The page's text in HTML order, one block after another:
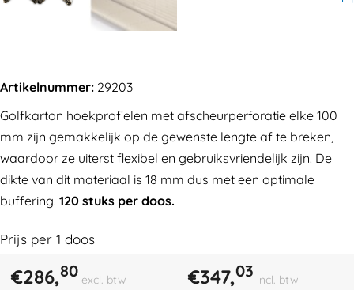
Artikelnummer: 29203
Golfkarton hoekprofielen met afscheurperforatie elke 100
mm zijn gemakkelijk op de gewenste lengte af te breken,
waardoor ze uiterst flexibel en gebruiksvriendelijk zijn. De
dikte van dit materiaal is 18 mm dus met een optimale
buffering. 120 stuks per doos.
Prijs per 1 doos
€286,80 excl. btw €347,03 incl. btw